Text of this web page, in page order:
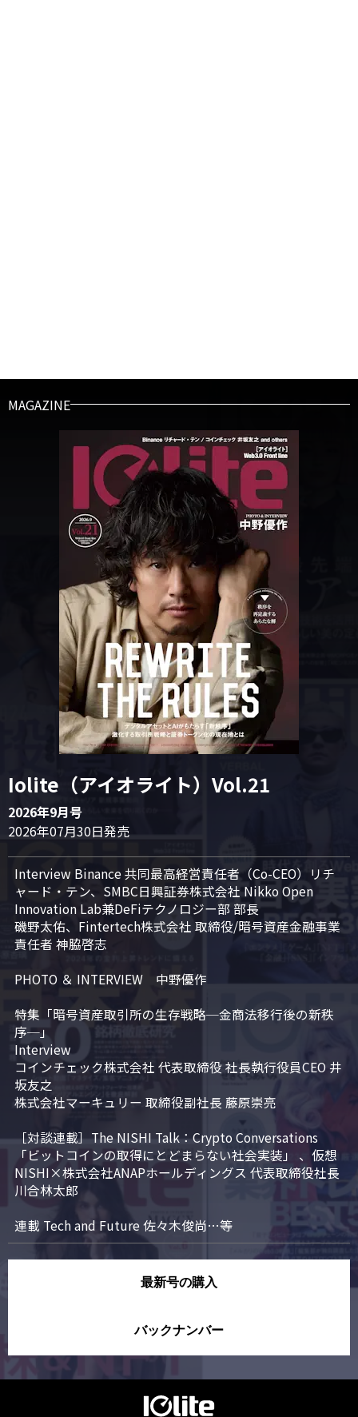
MAGAZINE
Iolite（アイオライト）Vol.21
2026年9月号
2026年07月30日発売
Interview Binance 共同最高経営責任者（Co-CEO）リチ
ャード・テン、SMBC日興証券株式会社 Nikko Open
Innovation Lab兼DeFiテクノロジー部 部長
磯野太佑、Fintertech株式会社 取締役/暗号資産金融事業
責任者 神脇啓志
PHOTO ＆ INTERVIEW　中野優作
特集「暗号資産取引所の生存戦略─金商法移行後の新秩
序─」
Interview
コインチェック株式会社 代表取締役 社長執行役員CEO 井
坂友之
株式会社マーキュリー 取締役副社長 藤原崇亮
［対談連載］The NISHI Talk：Crypto Conversations
「ビットコインの取得にとどまらない社会実装」 、仮想
NISHI×株式会社ANAPホールディングス 代表取締役社長
川合林太郎
連載 Tech and Future 佐々木俊尚…等
最新号の購入
バックナンバー